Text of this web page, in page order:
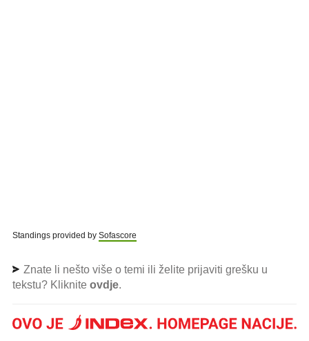
Standings provided by Sofascore
Znate li nešto više o temi ili želite prijaviti grešku u
tekstu? Kliknite ovdje.